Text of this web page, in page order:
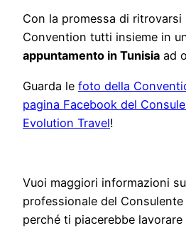
Con la promessa di ritrovarsi
Convention tutti insieme in
appuntamento in Tunisia ad
Guarda le foto della
pagina Facebook del
Evolution Travel!
Vuoi maggiori informazioni
professionale del
perché ti piacerebbe